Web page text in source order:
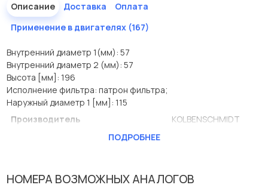
Описание Доставка
Оплата
Применение в двигателях (167)
Внутренний диаметр 1(мм): 57
Внутренний диаметр 2 (мм): 57
Высота [мм]: 196
Исполнение фильтра: патрон фильтра;
Наружный диаметр 1 [мм]: 115
Производитель
KOLBENSCHMIDT
Внутренний диаметр 1(мм)
Высота [мм]
196
ПОДРОБНЕЕ
НОМЕРА ВОЗМОЖНЫХ АНАЛОГОВ